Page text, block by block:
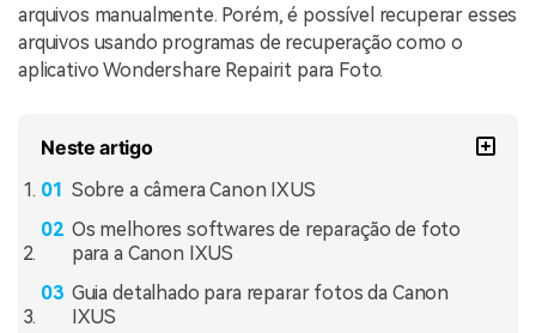
arquivos manualmente. Porém, é possível recuperar esses
arquivos usando programas de recuperação como o
aplicativo Wondershare Repairit para Foto.
Neste artigo
Sobre a câmera Canon IXUS
Os melhores softwares de reparação de foto
para a Canon IXUS
Guia detalhado para reparar fotos da Canon
IXUS